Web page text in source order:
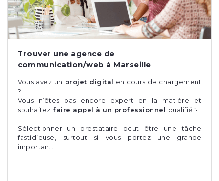
Trouver une agence de
communication/web à Marseille
Vous avez un projet digital en cours de chargement
?
Vous n’êtes pas encore expert en la matière et
souhaitez faire appel à un professionnel qualifié ?
Sélectionner un prestataire peut être une tâche
fastidieuse, surtout si vous portez une grande
importan…